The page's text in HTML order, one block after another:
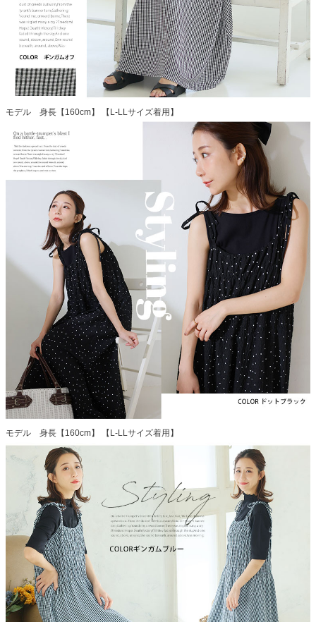
モデル 身長【160cm】 【L-LLサイズ着用】
モデル 身長【160cm】 【L-LLサイズ着用】